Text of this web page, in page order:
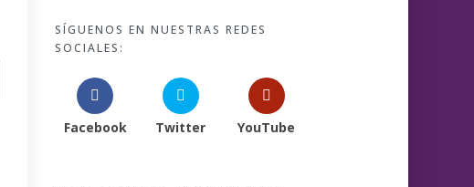
SÍGUENOS EN NUESTRAS REDES
SOCIALES:
Facebook Twitter YouTube